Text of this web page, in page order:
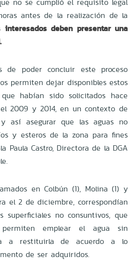
antes de la realización de la
interesados deben presentar una
de poder concluir este proceso
permiten dejar disponibles estos
habían sido solicitados hace
2009 y 2014, en un contexto de
así asegurar que las aguas no
y esteros de la zona para fines
Paula Castro, Directora de la DGA
en Colbún (1), Molina (1) y
el 2 de diciembre, correspondían
superficiales no consuntivos, que
emplear el agua sin
a restituirla de acuerdo a lo
de ser adquiridos.